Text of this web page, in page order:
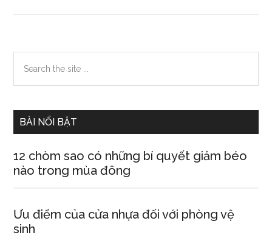
của
dễ
Primary
Sidebar
the
BÀI NỔI BẬT
12 chòm sao có những bí quyết giảm béo
nào trong mùa đông
Ưu điểm của cửa nhựa đối với phòng vệ
sinh